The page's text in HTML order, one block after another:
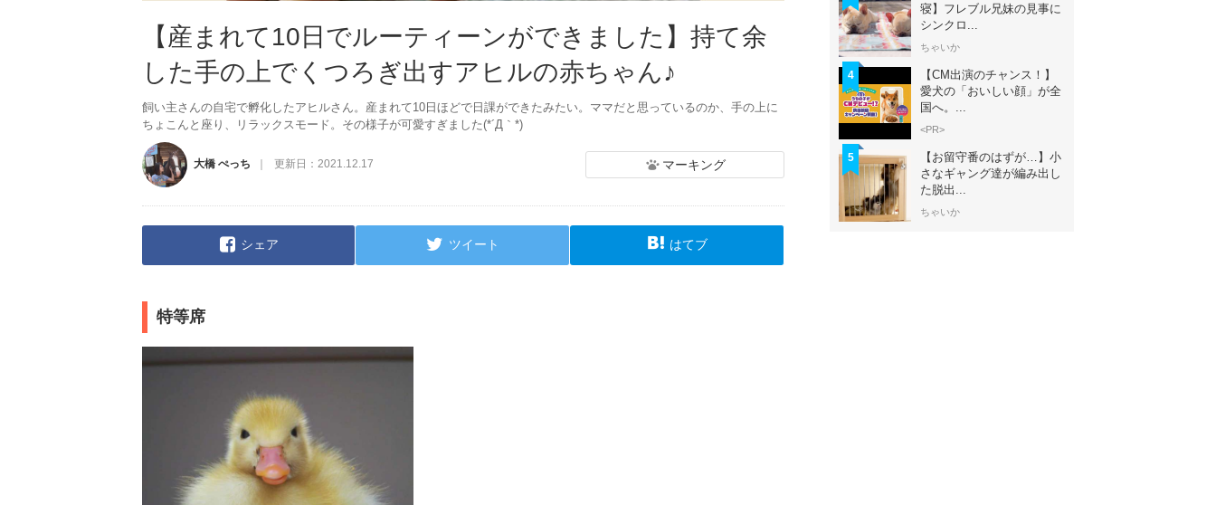
【産まれて10日でルーティーンができました】持て余
した手の上でくつろぎ出すアヒルの赤ちゃん♪
飼い主さんの自宅で孵化したアヒルさん。産まれて10日ほどで日課ができたみたい。ママだと思っているのか、手の上に
ちょこんと座り、リラックスモード。その様子が可愛すぎました(*´Д｀*)
大橋 ぺっち 更新日： 2021.12.17 マーキング
シェア ツイート はてブ
特等席
寝】フレブル兄妹の見事に
シンクロ...
ちゃいか
4
【CM出演のチャンス！】
愛犬の「おいしい顔」が全
国へ。...
<PR>
5
【お留守番のはずが…】小
さなギャング達が編み出し
た脱出...
ちゃいか